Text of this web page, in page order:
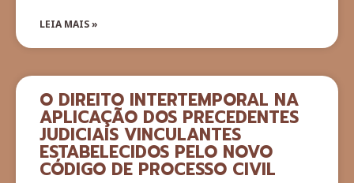
LEIA MAIS »
O DIREITO INTERTEMPORAL NA
APLICAÇÃO DOS PRECEDENTES
JUDICIAIS VINCULANTES
ESTABELECIDOS PELO NOVO
CÓDIGO DE PROCESSO CIVIL